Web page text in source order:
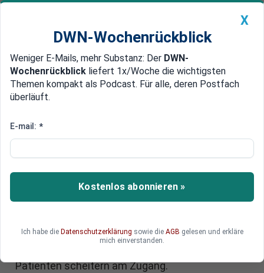
Newsticker MEIN DWN: Geldanlage Premium
Edelmetalle DWN-Magazin China
Elektronische Patientenakte
leichteres Anmelden und Video-
Identverfahren einfacher werden
verspricht sie mehr Transparenz und Kontrolle
Patienten scheitern am Zugang.
X
DWN-Wochenrückblick
Weniger E-Mails, mehr Substanz: Der DWN-
Wochenrückblick liefert 1x/Woche die wichtigsten
Themen kompakt als Podcast. Für alle, deren Postfach
überläuft.
E-mail: *
Kostenlos abonnieren »
Ich habe die Datenschutzerklärung sowie die AGB gelesen und erkläre
mich einverstanden.